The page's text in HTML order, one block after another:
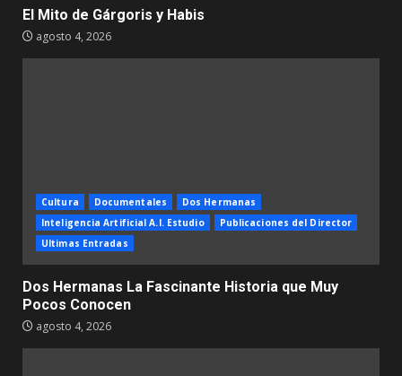
El Mito de Gárgoris y Habis
agosto 4, 2026
Cultura Documentales
Dos Hermanas
Inteligencia Artificial A.I. Estudio
Publicaciones del Director
Ultimas Entradas
Dos Hermanas La Fascinante Historia que Muy
Pocos Conocen
agosto 4, 2026